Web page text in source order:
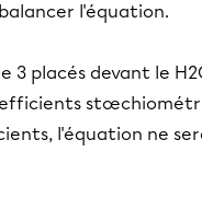
l'équation.
3 placés devant le
l'équation ne